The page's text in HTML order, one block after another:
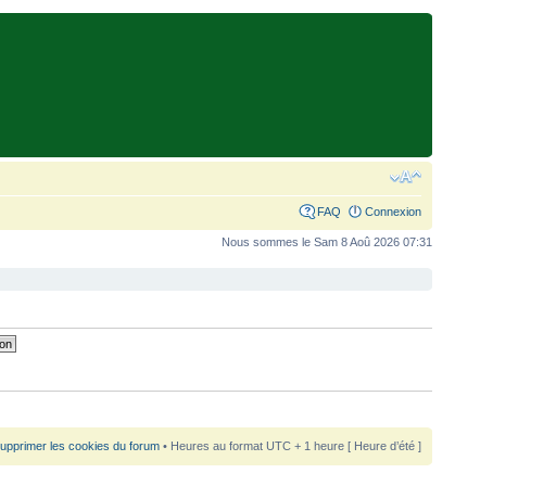
FAQ Connexion
Nous sommes le Sam 8 Aoû 2026 07:31
les cookies du forum• Heures au format UTC + 1 heure [ Heure d’été ]